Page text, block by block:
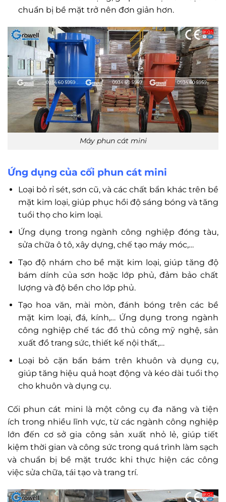
chuẩn bị bề mặt trở nên đơn giản hơn.
Máy phun cát mini
Ứng dụng của cối phun cát mini
Loại bỏ rỉ sét, sơn cũ, và các chất bẩn khác trên bề
mặt kim loại, giúp phục hồi độ sáng bóng và tăng
tuổi thọ cho kim loại.
Ứng dụng trong ngành công nghiệp đóng tàu,
sửa chữa ô tô, xây dựng, chế tạo máy móc,…
Tạo độ nhám cho bề mặt kim loại, giúp tăng độ
bám dính của sơn hoặc lớp phủ, đảm bảo chất
lượng và độ bền cho lớp phủ.
Tạo hoa văn, mài mòn, đánh bóng trên các bề
mặt kim loại, đá, kính,… Ứng dụng trong ngành
công nghiệp chế tác đồ thủ công mỹ nghệ, sản
xuất đồ trang sức, thiết kế nội thất,…
Loại bỏ cặn bẩn bám trên khuôn và dụng cụ,
giúp tăng hiệu quả hoạt động và kéo dài tuổi thọ
cho khuôn và dụng cụ.
Cối phun cát mini là một công cụ đa năng và tiện
ích trong nhiều lĩnh vực, từ các ngành công nghiệp
lớn đến cơ sở gia công sản xuất nhỏ lẻ, giúp tiết
kiệm thời gian và công sức trong quá trình làm sạch
và chuẩn bị bề mặt trước khi thực hiện các công
việc sửa chữa, tái tạo và trang trí.